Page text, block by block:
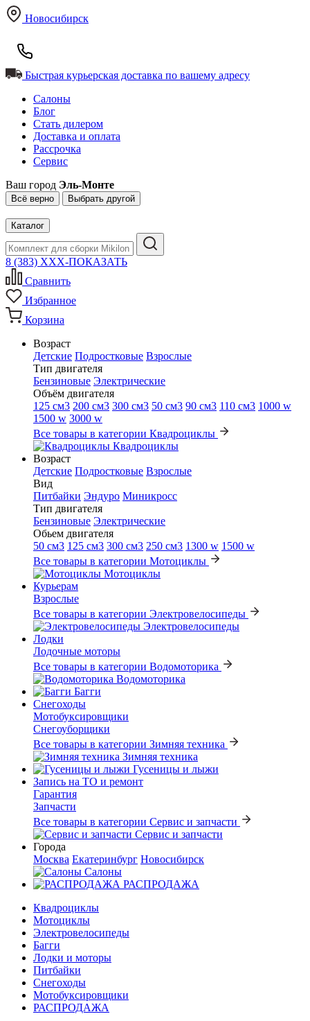
Новосибирск
Быстрая курьерская доставка по вашему адресу
Салоны
Блог
Стать дилером
Доставка и оплата
Рассрочка
Сервис
Ваш город Эль-Монте
Всё верно Выбрать другой
Каталог
8 (383) XXX-ПОКАЗАТЬ
Сравнить
Избранное
Корзина
Возраст
Детские Подростковые Взрослые
Тип двигателя
Бензиновые Электрические
Объём двигателя
125 см3 200 см3 300 см3 50 см3 90 см3 110 см3 1000 w
1500 w 3000 w
Все товары в категории Квадроциклы
Квадроциклы
Возраст
Детские Подростковые Взрослые
Вид
Питбайки Эндуро Миникросс
Тип двигателя
Бензиновые Электрические
Обьем двигателя
50 см3 125 см3 300 см3 250 см3 1300 w 1500 w
Все товары в категории Мотоциклы
Мотоциклы
Курьерам
Взрослые
Все товары в категории Электровелосипеды
Электровелосипеды
Лодки
Лодочные моторы
Все товары в категории Водомоторика
Водомоторика
Багги
Снегоходы
Мотобуксировщики
Снегоуборщики
Все товары в категории Зимняя техника
Зимняя техника
Гусеницы и лыжи
Запись на ТО и ремонт
Гарантия
Запчасти
Все товары в категории Сервис и запчасти
Сервис и запчасти
Города
Москва Екатеринбург Новосибирск
Салоны
РАСПРОДАЖА
Квадроциклы
Мотоциклы
Электровелосипеды
Багги
Лодки и моторы
Питбайки
Снегоходы
Мотобуксировщики
РАСПРОДАЖА